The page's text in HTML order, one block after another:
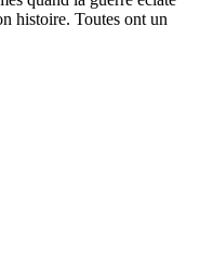
histoire. Toutes ont un